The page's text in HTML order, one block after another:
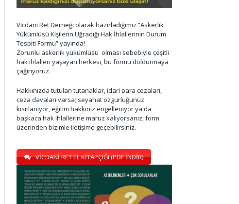
Vicdani Ret Derneği olarak hazırladığımız “Askerlik
Yükümlüsü Kişilerin Uğradığı Hak İhlallerinin Durum
Tespiti Formu” yayında!
Zorunlu askerlik yükümlüsü olması sebebiyle çeşitli
hak ihlalleri yaşayan herkesi, bu formu doldurmaya
çağırıyoruz.
Hakkınızda tutulan tutanaklar, idari para cezaları,
ceza davaları varsa; seyahat özgürlüğünüz
kısıtlanıyor, eğitim hakkınız engelleniyor ya da
başkaca hak ihlallerine maruz kalıyorsanız, form
üzerinden bizimle iletişime geçebilirsiniz.
VİCDANİ RET EL KİTAPÇIĞI (PDF İNDİR)